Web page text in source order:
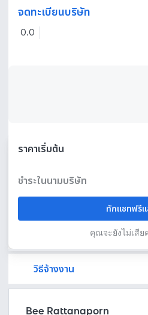
จดทะเบียนบริษัท
0.0
ราคาเริ่มต้น
ชำระในนามบริษัท
ทักแชทฟรี
คุณจะยังไม่เสีย
วิธีจ้างงาน
Bee Rattanaporn